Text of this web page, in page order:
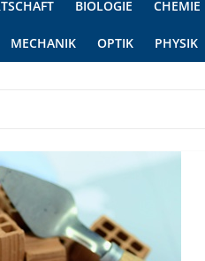
BIOLOGIE CHEMIE
MECHANIK OPTIK PHYSIK